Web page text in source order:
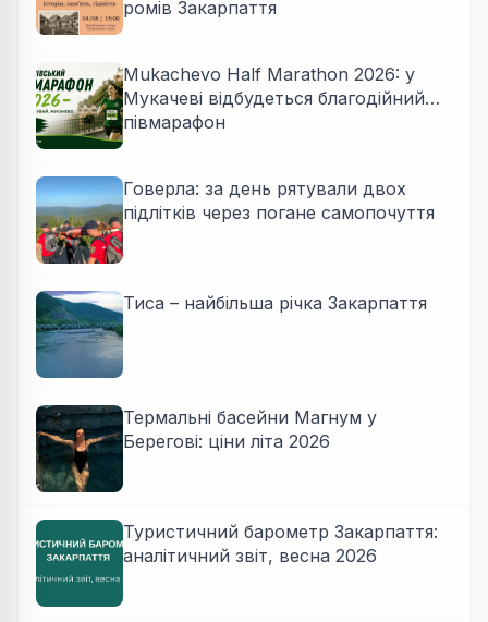
ромів Закарпаття
Mukachevo Half Marathon 2026: у
Мукачеві відбудеться благодійний
півмарафон
Говерла: за день рятували двох
підлітків через погане самопочуття
Тиса – найбільша річка Закарпаття
Термальні басейни Магнум у
Берегові: ціни літа 2026
Туристичний барометр Закарпаття:
аналітичний звіт, весна 2026